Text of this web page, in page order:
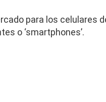
para los celulares
o ‘smartphones’.